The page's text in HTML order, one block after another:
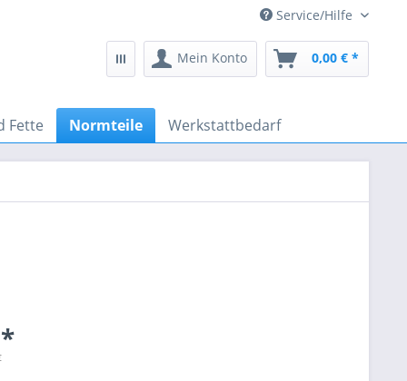
Service/Hilfe
Mein Konto 0,00 € *
Fette Normteile Werkstattbedarf